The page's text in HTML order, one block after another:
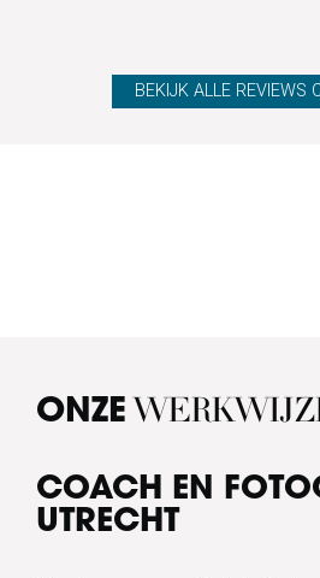
BEKIJK ALLE REVIEWS
ONZE
COACH EN
UTRECHT